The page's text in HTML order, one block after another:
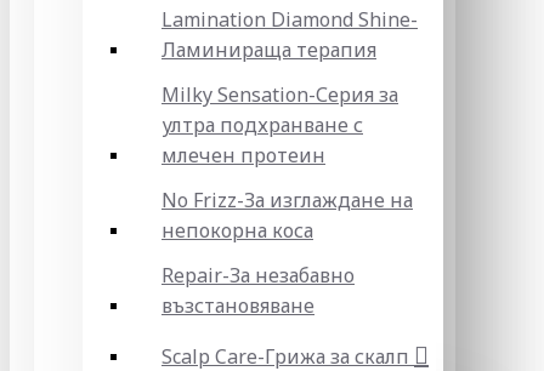
Lamination Diamond Shine-
Ламинираща терапия
Milky Sensation-Серия за
ултра подхранване с
млечен протеин
No Frizz-За изглаждане на
непокорна коса
Repair-За незабавно
възстановяване
Scalp Care-Грижа за скалп